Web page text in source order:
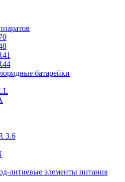
батарейки
3.6
литиевые элементы питания